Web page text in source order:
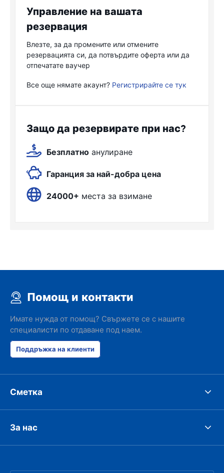
Управление на вашата
резервация
Влезте, за да промените или отмените
резервацията си, да потвърдите оферта или да
отпечатате ваучер
Все още нямате акаунт? Регистрирайте се тук
Защо да резервирате при нас?
Безплатно анулиране
Гаранция за най-добра цена
24000+ места за взимане
Помощ и контакти
Имате нужда от помощ? Свържете се с нашите
специалисти по отдаване под наем.
Поддръжка на клиенти
Сметка
За нас